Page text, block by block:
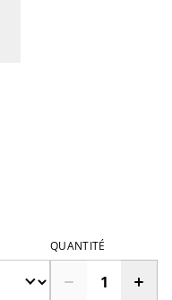
QUANTITÉ